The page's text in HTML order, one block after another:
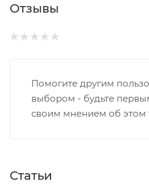
Отзывы
Помогите другим
выбором - будьте
своим мнением об этом
Статьи